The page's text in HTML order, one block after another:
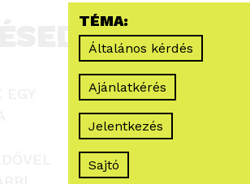
TÉMA:
Általános kérdés
Ajánlatkérés
Jelentkezés
Sajtó